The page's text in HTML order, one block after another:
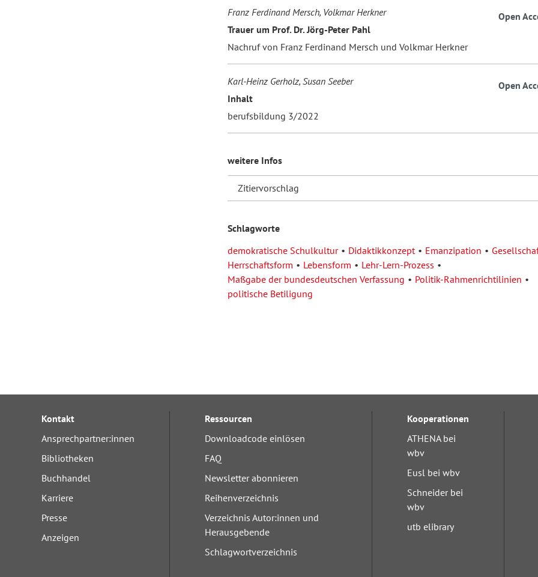
Franz Ferdinand Mersch, Volkmar Herkner
Trauer um Prof. Dr. Jörg-Peter Pahl
Nachruf von Franz Ferdinand Mersch und Volkmar Herkner
Open
Karl-Heinz Gerholz, Susan Seeber
Inhalt
berufsbildung 3/2022
Open
weitere Infos
Zitiervorschlag
Schlagworte
demokratische Schulkultur
Didaktikkonzept Emanzipation
Herrschaftsform
Lebensform
Lehr-Lern-Prozess
Maßgabe der bundesdeutschen Verfassung
Politik-Rahmenrichtilinien
politische Betiligung
Kontakt
Ansprechpartner:innen
Bibliotheken
Buchhandel
Karriere
Presse
Anzeigen
Ressourcen
Downloadcode einlösen
FAQ
Newsletter abonnieren
Reihenverzeichnis
Verzeichnis Autor:innen und
Herausgebende
Schlagwortverzeichnis
Kooperationen
ATHENA bei
wbv
Eusl bei wbv
Schneider bei
wbv
utb elibrary